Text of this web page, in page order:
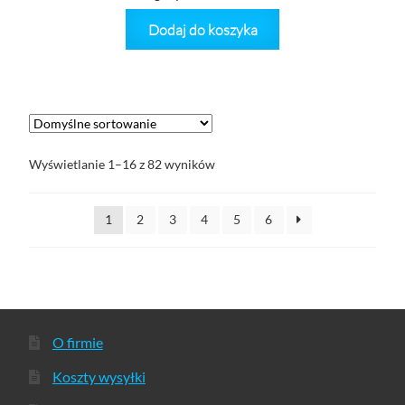
Dodaj do koszyka
Wyświetlanie 1–16 z 82 wyników
1 2 3 4 5 6
O firmie
Koszty wysyłki